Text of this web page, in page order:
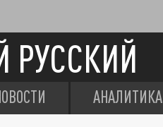
РУССКИЙ
АНАЛИТИКА